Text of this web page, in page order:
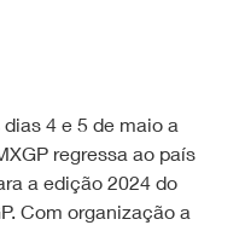
4 e 5 de maio a
regressa ao país
a edição 2024 do
Com organização a